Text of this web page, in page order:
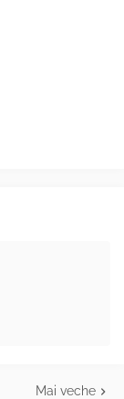
Mai veche